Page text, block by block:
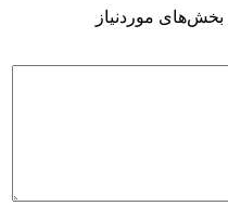
بخش‌های موردنیاز